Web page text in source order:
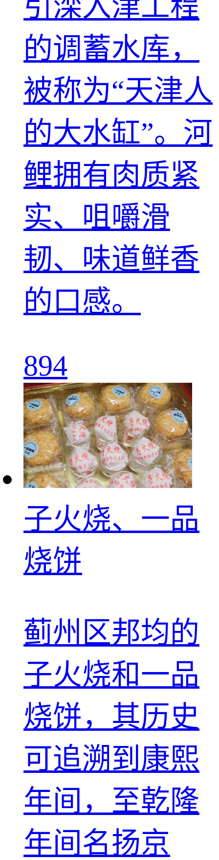
引滦入津工程
的调蓄水库，
被称为“天津人
的大水缸”。河
鲤拥有肉质紧
实、咀嚼滑
韧、味道鲜香
的口感。
894
子火烧、一品
烧饼
蓟州区邦均的
子火烧和一品
烧饼，其历史
可追溯到康熙
年间，至乾隆
年间名扬京